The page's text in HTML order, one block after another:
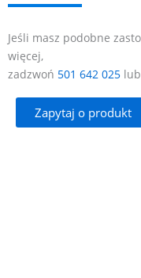
Jeśli masz podobne
więcej,
zadzwoń 501 642 025
Zapytaj o produkt